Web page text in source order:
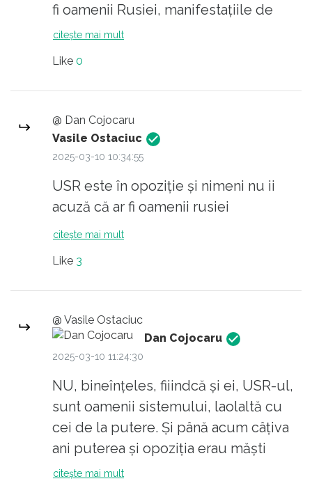
fi oamenii Rusiei, manifestațiile de
protest LEGITIME având în vedere
ne exprimăm dezaprobarea față de
situația de fapt suntem - ați ghicit -
oamenii Rusiei etc etc etc. Mizeria
sistemului a ajuns deja insuportabilă.
Și din păcate e abia începutul....
citește mai mult
Like 0
@ Dan Cojocaru
Vasile Ostaciuc
2025-03-10 10:34:55
USR este în opoziție și nimeni nu ii
acuză că ar fi oamenii rusiei
citește mai mult
Like 3
@ Vasile Ostaciuc
Dan Cojocaru
2025-03-10 11:24:30
NU, bineînțeles, fiiindcă și ei, USR-ul,
sunt oamenii sistemului, laolaltă cu
cei de la putere. Și până acum câțiva
ani puterea și opoziția erau măști
diferite ale aceluiași sistem, iar jocul
citește mai mult